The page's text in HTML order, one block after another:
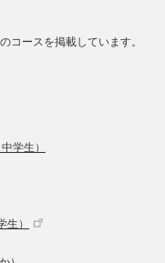
コースを掲載しています。
学生）
）